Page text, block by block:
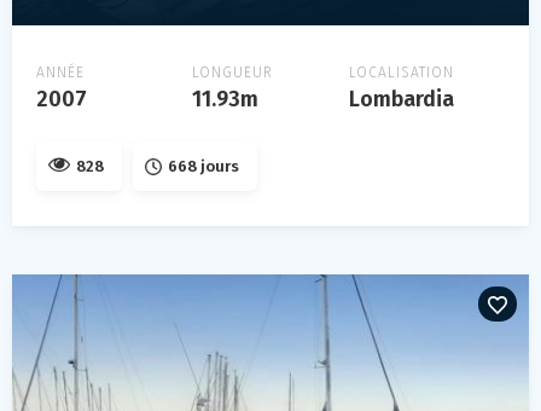
ANNÉE
2007
LONGUEUR
11.93m
LOCALISATION
Lombardia
828 668 jours